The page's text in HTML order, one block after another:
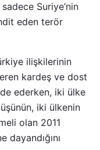
Suriye’nin
eden terör
ilişkilerinin
kardeş ve dost
ederken, iki ülke
iki ülkenin
olan 2011